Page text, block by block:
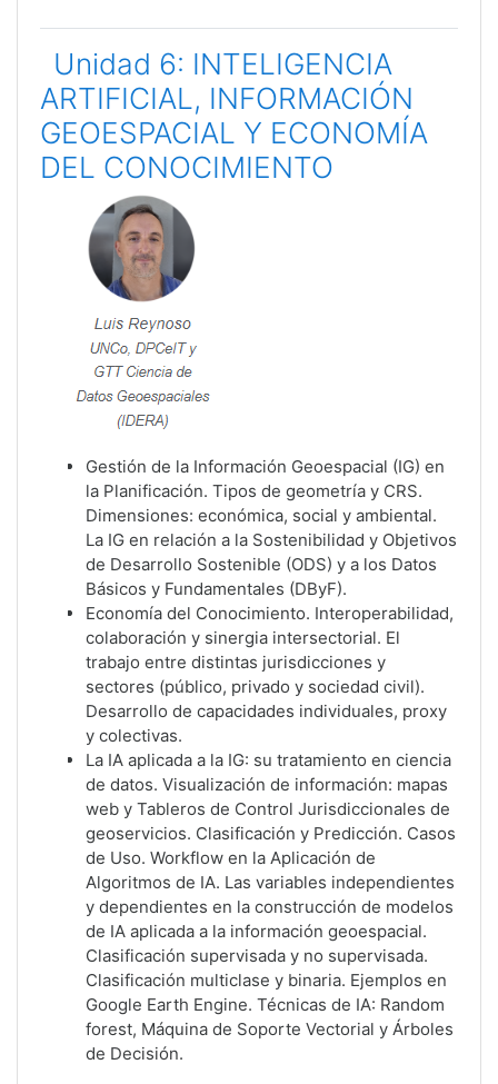
Unidad 6: INTELIGENCIA
ARTIFICIAL, INFORMACIÓN
GEOESPACIAL Y ECONOMÍA
DEL CONOCIMIENTO
Gestión de la Información Geoespacial (IG) en
la Planificación. Tipos de geometría y CRS.
Dimensiones: económica, social y ambiental.
La IG en relación a la Sostenibilidad y Objetivos
de Desarrollo Sostenible (ODS) y a los Datos
Básicos y Fundamentales (DByF).
Economía del Conocimiento. Interoperabilidad,
colaboración y sinergia intersectorial. El
trabajo entre distintas jurisdicciones y
sectores (público, privado y sociedad civil).
Desarrollo de capacidades individuales, proxy
y colectivas.
La IA aplicada a la IG: su tratamiento en ciencia
de datos. Visualización de información: mapas
web y Tableros de Control Jurisdiccionales de
geoservicios. Clasificación y Predicción. Casos
de Uso. Workflow en la Aplicación de
Algoritmos de IA. Las variables independientes
y dependientes en la construcción de modelos
de IA aplicada a la información geoespacial.
Clasificación supervisada y no supervisada.
Clasificación multiclase y binaria. Ejemplos en
Google Earth Engine. Técnicas de IA: Random
forest, Máquina de Soporte Vectorial y Árboles
de Decisión.